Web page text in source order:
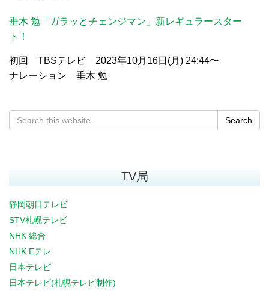
垂木 勉「ガラッとチェンジマン」新レギュラースター
ト！
初回 TBSテレビ 2023年10月16日(月) 24:44〜
ナレーション 垂木 勉
Search
TV局
静岡朝日テレビ
STV札幌テレビ
NHK 総合
NHK Eテレ
日本テレビ
日本テレビ(札幌テレビ制作)